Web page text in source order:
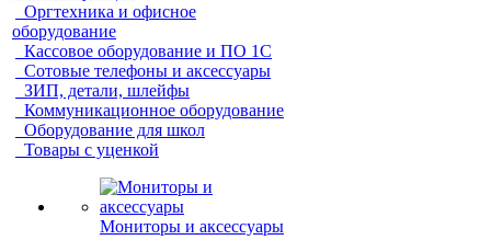
Оргтехника и офисное
оборудование
Кассовое оборудование и ПО 1С
Сотовые телефоны и аксессуары
ЗИП, детали, шлейфы
Коммуникационное оборудование
Оборудование для школ
Товары с уценкой
Мониторы и аксессуары